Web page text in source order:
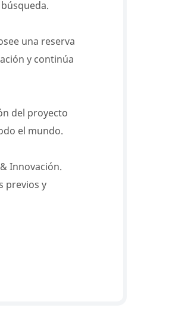
una reserva
y continúa
del proyecto
el mundo.
Innovación.
previos y